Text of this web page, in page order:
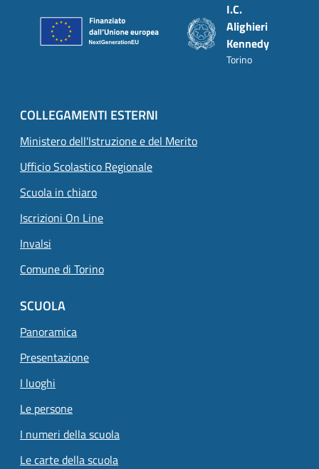
I.C.
Alighieri
Kennedy
Torino
COLLEGAMENTI ESTERNI
Ministero dell'Istruzione e del Merito
Ufficio Scolastico Regionale
Scuola in chiaro
Iscrizioni On Line
Invalsi
Comune di Torino
SCUOLA
Panoramica
Presentazione
I luoghi
Le persone
I numeri della scuola
Le carte della scuola